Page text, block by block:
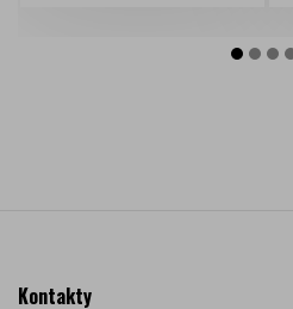
Kontakty